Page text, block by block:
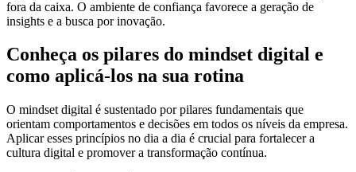
fora da caixa. O ambiente de confiança favorece a geração de
insights e a busca por inovação.
Conheça os pilares do mindset digital e
como aplicá-los na sua rotina
O mindset digital é sustentado por pilares fundamentais que
orientam comportamentos e decisões em todos os níveis da empresa.
Aplicar esses princípios no dia a dia é crucial para fortalecer a
cultura digital e promover a transformação contínua.